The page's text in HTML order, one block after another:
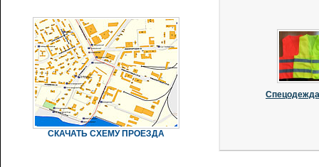
СКАЧАТЬ СХЕМУ ПРОЕЗДА